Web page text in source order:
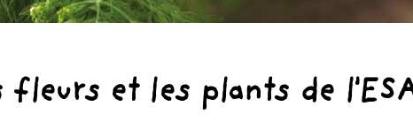
fleurs et les plants de